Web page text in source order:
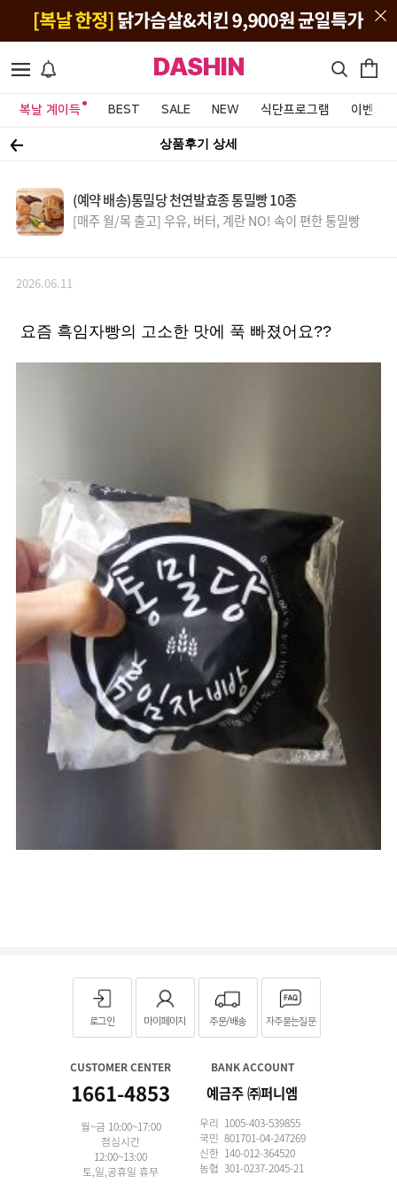
DASHIN
복날 계이득 BEST SALE NEW 식단프로그램 이벤트&
상품후기 상세
(예약 배송)통밀당 천연발효종 통밀빵 10종
[매주 월/목 출고] 우유, 버터, 계란 NO! 속이 편한 통밀빵
2026.06.11
요즘 흑임자빵의 고소한 맛에 푹 빠졌어요??
로그인 마이페이지 주문/배송 자주묻는질문
CUSTOMER CENTER
1661-4853
월~금 10:00~17:00
점심시간
12:00~13:00
토,일,공휴일 휴무
BANK ACCOUNT
예금주 ㈜퍼니엠
우리 1005-403-539855
국민 801701-04-247269
신한 140-012-364520
농협 301-0237-2045-21